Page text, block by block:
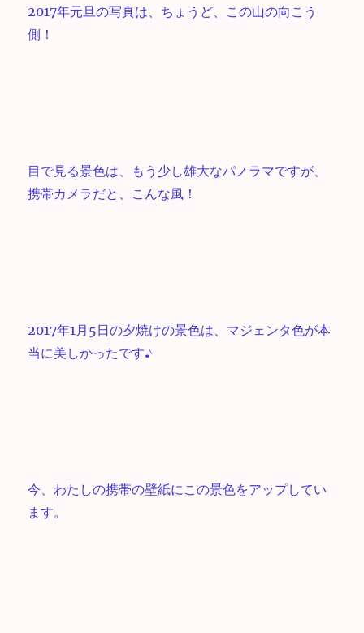
2017年元旦の写真は、ちょうど、この山の向こう
側！
目で見る景色は、もう少し雄大なパノラマですが、
携帯カメラだと、こんな風！
2017年1月5日の夕焼けの景色は、マジェンタ色が本
当に美しかったです♪
今、わたしの携帯の壁紙にこの景色をアップしてい
ます。